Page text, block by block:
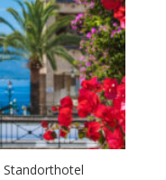
Standorthotel